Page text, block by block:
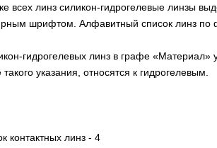
всех линз силикон-гидрогелевые линзы
шрифтом. Алфавитный список линз по
гидрогелевых линз в графе
указания, относятся к гидрогелевым.
контактных линз - 4